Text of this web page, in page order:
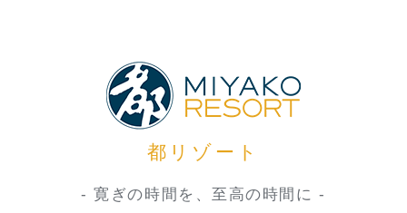
都リゾート
- 寛ぎの時間を、至高の時間に -